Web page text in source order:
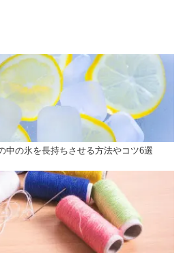
中の氷を長持ちさせる方法やコツ6選